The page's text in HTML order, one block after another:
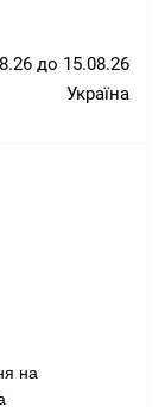
до 15.08.26
Україна
на